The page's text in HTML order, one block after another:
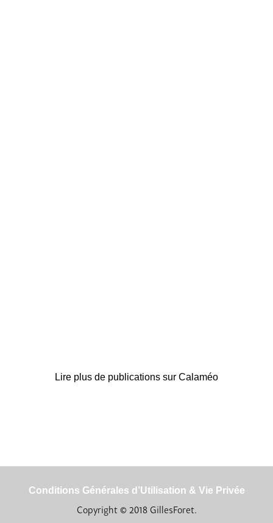
Lire plus de publications sur Calaméo
Conditions Générales d’Utilisation & Vie Privée
Copyright © 2018 GillesForet.